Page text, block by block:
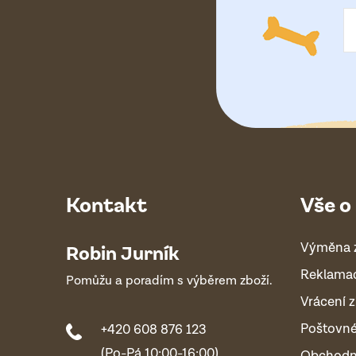
Kontakt
Robin Jurník
Pomůžu a poradím s výběrem zboží.
+420 608 876 123
Vše
Výměna
Vrácení